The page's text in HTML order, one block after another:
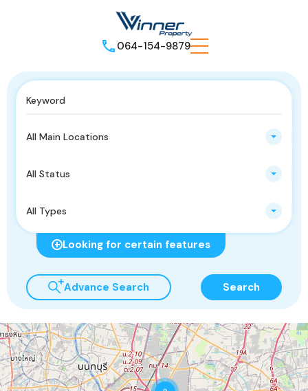
064-154-9879
All Main Locations
All Status
All Types
Looking for certain features
Advance Search Search